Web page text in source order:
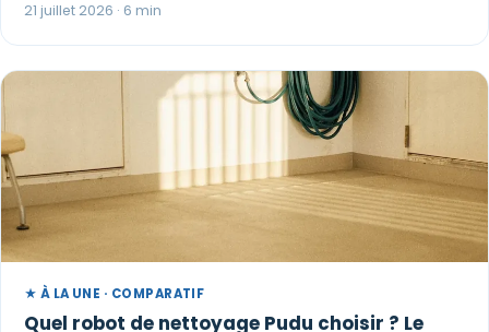
21 juillet 2026 · 6 min
★ À LA UNE · COMPARATIF
Quel robot de nettoyage Pudu choisir ? Le